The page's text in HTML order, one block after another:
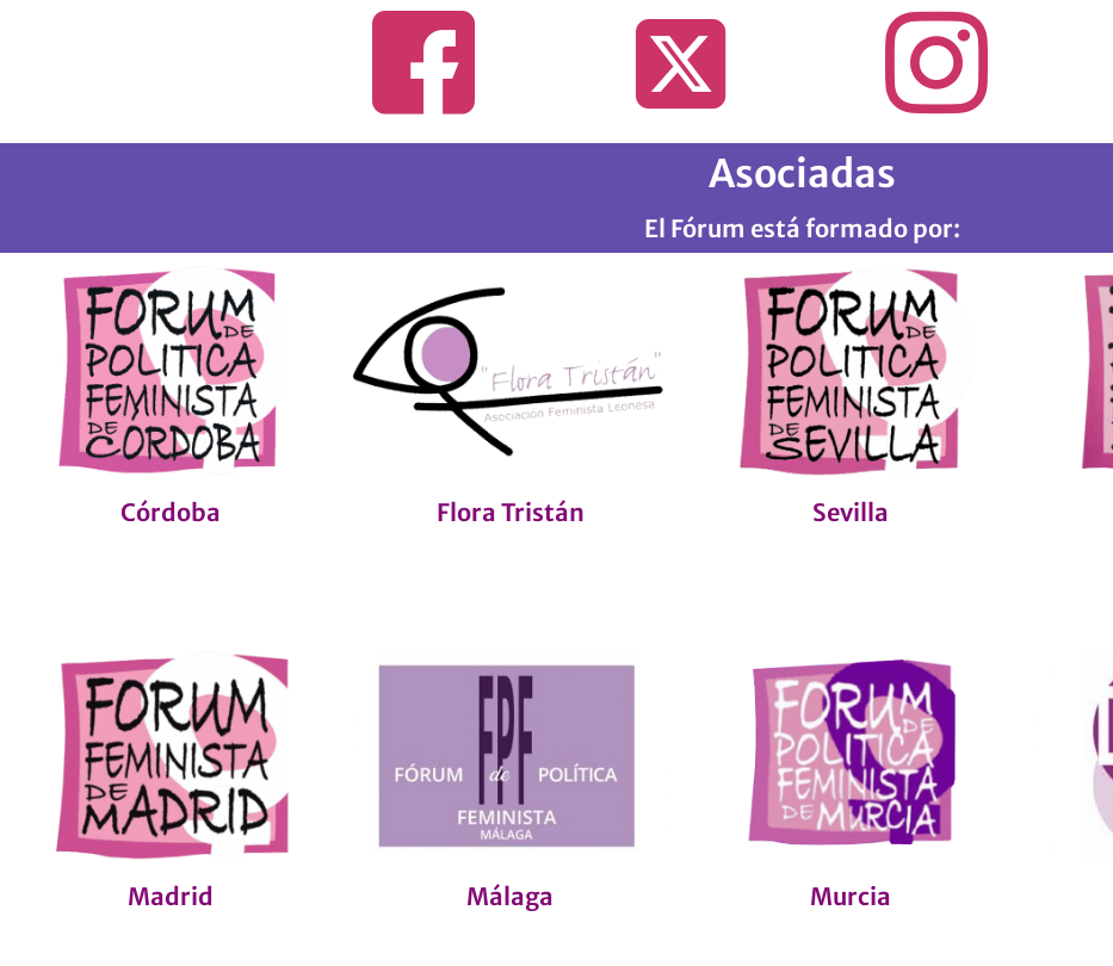
Asociadas
El Fórum está formado por:
Córdoba Flora Tristán Sevilla
Madrid Málaga Murcia